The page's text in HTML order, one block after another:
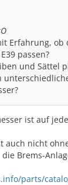
Erfahrung, ob
passen?
und Sättel
ist auf
auch nicht
Brems-
parts/